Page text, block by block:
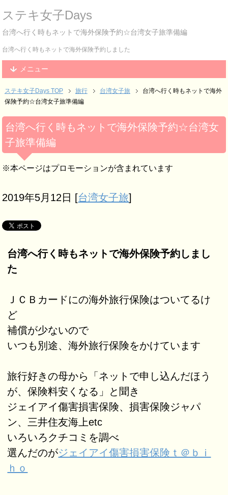
ステキ女子Days
台湾へ行く時もネットで海外保険予約☆台湾女子旅準備編
台湾へ行く時もネットで海外保険予約しました
メニュー
ステキ女子Days TOP 旅行 台湾女子旅
台湾へ行く時もネットで海外
保険予約☆台湾女子旅準備編
台湾へ行く時もネットで海外保険予約☆台湾女
子旅準備編
※本ページはプロモーションが含まれています
2019年5月12日 [台湾女子旅]
台湾へ行く時もネットで海外保険予約しまし
た
ＪＣＢカードにの海外旅行保険はついてるけ
ど
補償が少ないので
いつも別途、海外旅行保険をかけています
旅行好きの母から「ネットで申し込んだほう
が、保険料安くなる」と聞き
ジェイアイ傷害損害保険、損害保険ジャパ
ン、三井住友海上etc
いろいろクチコミを調べ
選んだのがジェイアイ傷害損害保険ｔ＠ｂｉ
ｈｏ